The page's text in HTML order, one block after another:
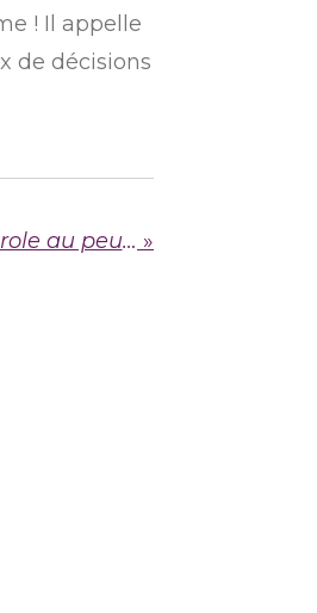
! Il appelle
de décisions
Pour sortir de l’impasse : rendons la parole au peuple et changeons de système »